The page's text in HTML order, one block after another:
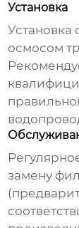
Установка
Установка
осмосом
замену